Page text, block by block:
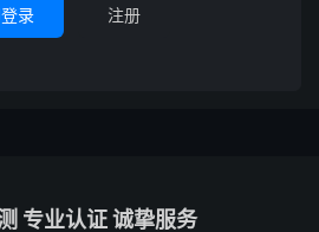
录 注册
专业认证 诚挚服务